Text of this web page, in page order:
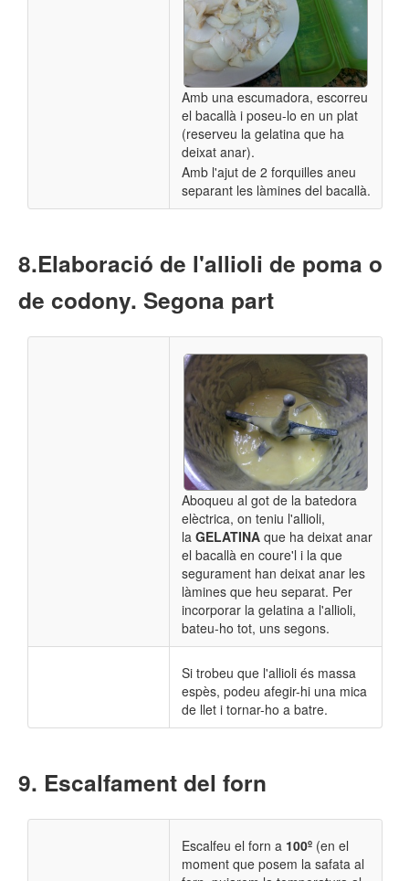
Amb una escumadora, escorreu
el bacallà i poseu-lo en un plat
(reserveu la gelatina que ha
deixat anar).
Amb l'ajut de 2 forquilles aneu
separant les làmines del bacallà.
​Elaboració de l'allioli de poma o
de codony. Segona part
Aboqueu al got de la batedora
elèctrica, on teniu l'allioli,
la GELATINAque ha deixat anar
el bacallà en coure'l i la que
segurament han deixat anar les
làmines que heu separat. Per
incorporar la gelatina a l'allioli,
bateu-ho tot, uns segons.
Si trobeu que l'allioli és massa
espès, podeu afegir-hi una mica
de llet i tornar-ho a batre.
Escalfament del forn
Escalfeu el forn a 100º(en el
moment que posem la safata al